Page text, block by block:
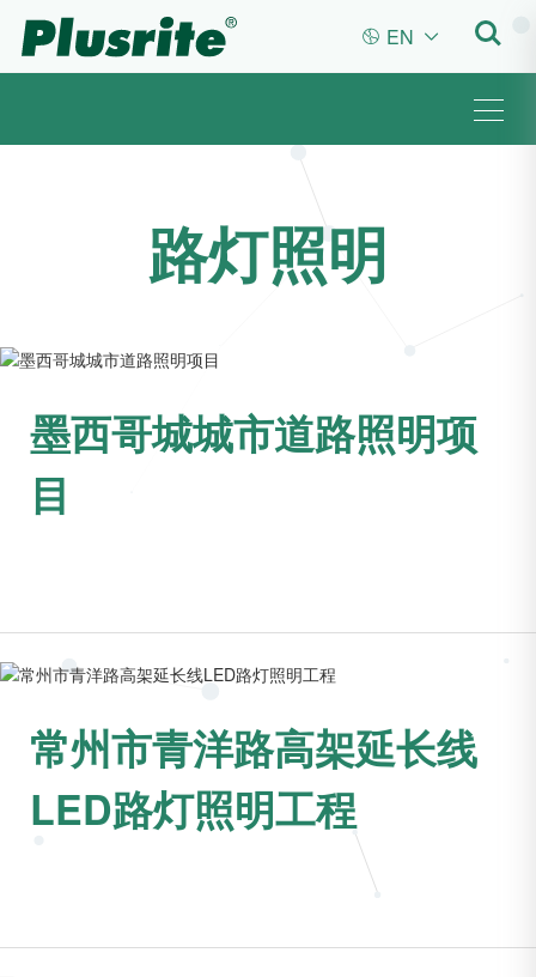
 EN 
路灯照明
墨西哥城城市道路照明项
目
常州市青洋路高架延长线
LED路灯照明工程